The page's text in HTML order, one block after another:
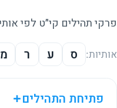
פרקי תהילים קי״ט לפי
אותיות: ס ע ר מ
פתיחת התהילים